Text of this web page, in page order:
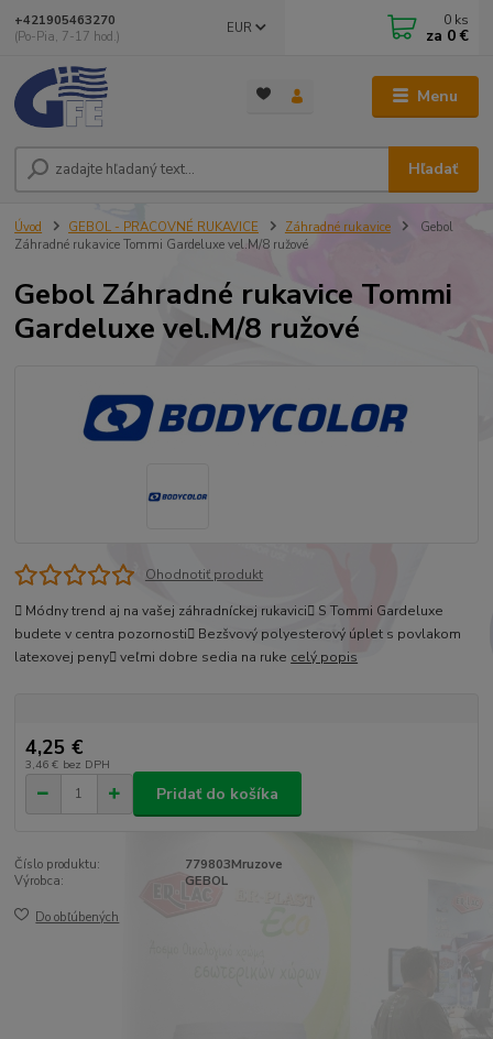
Menu
EUR
Hľadať
+421905463270
(Po-Pia, 7-17 hod.)
0 ks
za 0 €
Úvod GEBOL - PRACOVNÉ RUKAVICE Záhradné rukavice
Gebol
Záhradné rukavice Tommi Gardeluxe vel.M/8 ružové
Gebol Záhradné rukavice Tommi
Gardeluxe vel.M/8 ružové
Ohodnotiť produkt
 Módny trend aj na vašej záhradníckej rukavici S Tommi Gardeluxe
budete v centra pozornosti Bezšvový polyesterový úplet s povlakom
latexovej peny veľmi dobre sedia na ruke celý popis
4,25 €
3,46 € bez DPH
Pridať do košíka
Číslo produktu:
779803Mruzove
Výrobca:
GEBOL
Do obľúbených